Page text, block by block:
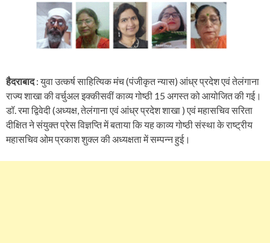
हैदराबाद: युवा उत्कर्ष साहित्यिक मंच (पंजीकृत न्यास) आंध्र प्रदेश एवं तेलंगाना
राज्य शाखा की वर्चुअल इक्कीसवीं काव्य गोष्ठी 15 अगस्त को आयोजित की गई।
डॉ. रमा द्विवेदी (अध्यक्ष, तेलंगाना एवं आंध्र प्रदेश शाखा ) एवं महासचिव सरिता
दीक्षित ने संयुक्त प्रेस विज्ञप्ति में बताया कि यह काव्य गोष्ठी संस्था के राष्ट्रीय
महासचिव ओम प्रकाश शुक्ल की अध्यक्षता में सम्पन्न हुई।